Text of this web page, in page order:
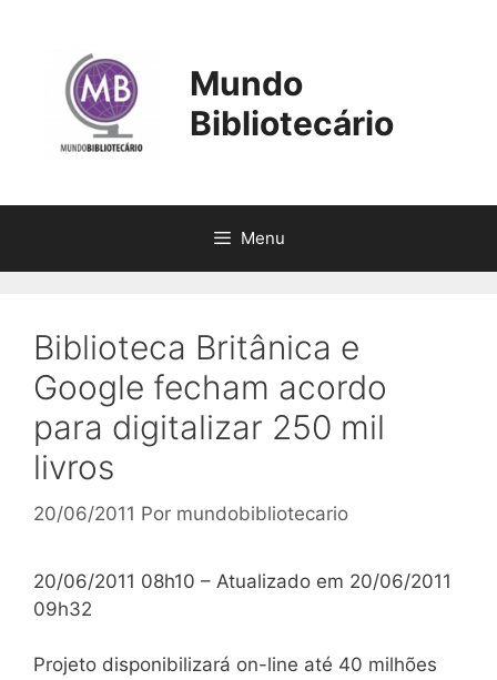
conteúdo
Mundo
Bibliotecário
Menu
Biblioteca Britânica e
Google fecham acordo
para digitalizar 250 mil
livros
20/06/2011 Por mundobibliotecario
20/06/2011 08h10 – Atualizado em 20/06/2011
09h32
Projeto disponibilizará on-line até 40 milhões